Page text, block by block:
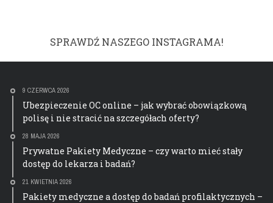
SPRAWDŹ NASZEGO INSTAGRAMA!
9 CZERWCA 2026
Ubezpieczenie OC online – jak wybrać obowiązkową
polisę i nie stracić na szczegółach oferty?
28 MAJA 2026
Prywatne Pakiety Medyczne – czy warto mieć stały
dostęp do lekarza i badań?
21 KWIETNIA 2026
Pakiety medyczne a dostęp do badań profilaktycznych –